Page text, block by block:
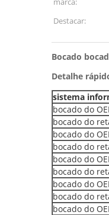
Destacar:
Bocado
Detalhe
sistema
bocado do
bocado do
bocado do
bocado do
bocado do
bocado do
bocado do
bocado do
bocado do